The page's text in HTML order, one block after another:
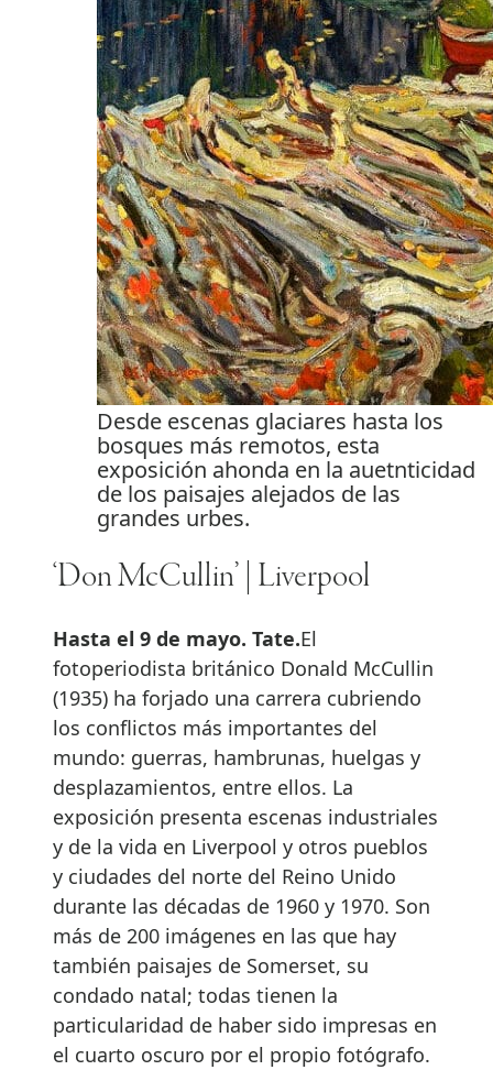
Desde escenas glaciares hasta los
bosques más remotos, esta
exposición ahonda en la auetnticidad
de los paisajes alejados de las
grandes urbes.
‘Don McCullin’ | Liverpool
Hasta el 9 de mayo. Tate.El
fotoperiodista británico Donald McCullin
(1935) ha forjado una carrera cubriendo
los conflictos más importantes del
mundo: guerras, hambrunas, huelgas y
desplazamientos, entre ellos. La
exposición presenta escenas industriales
y de la vida en Liverpool y otros pueblos
y ciudades del norte del Reino Unido
durante las décadas de 1960 y 1970. Son
más de 200 imágenes en las que hay
también paisajes de Somerset, su
condado natal; todas tienen la
particularidad de haber sido impresas en
el cuarto oscuro por el propio fotógrafo.